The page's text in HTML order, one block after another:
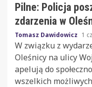
Pilne: Policja
zdarzenia w
Tomasz Dawidowicz 1
W związku z
Oleśnicy na ulicy
apelują do
wszelkich